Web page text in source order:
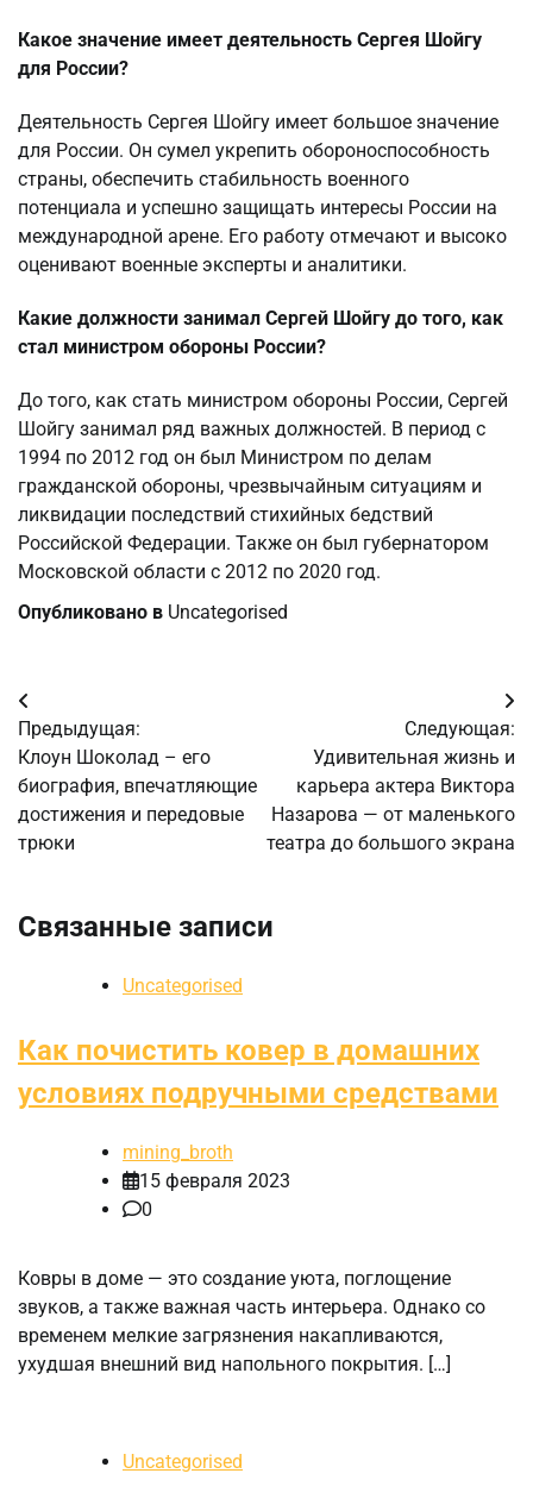
Какое значение имеет деятельность Сергея Шойгу
для России?
Деятельность Сергея Шойгу имеет большое значение
для России. Он сумел укрепить обороноспособность
страны, обеспечить стабильность военного
потенциала и успешно защищать интересы России на
международной арене. Его работу отмечают и высоко
оценивают военные эксперты и аналитики.
Какие должности занимал Сергей Шойгу до того, как
стал министром обороны России?
До того, как стать министром обороны России, Сергей
Шойгу занимал ряд важных должностей. В период с
1994 по 2012 год он был Министром по делам
гражданской обороны, чрезвычайным ситуациям и
ликвидации последствий стихийных бедствий
Российской Федерации. Также он был губернатором
Московской области с 2012 по 2020 год.
Опубликовано в Uncategorised
Навигация
по
записям
Предыдущая:
Клоун Шоколад – его
биография, впечатляющие
достижения и передовые
трюки
Следующая:
Удивительная жизнь и
карьера актера Виктора
Назарова — от маленького
театра до большого экрана
Связанные записи
Uncategorised
Как почистить ковер в домашних
условиях подручными средствами
mining_broth
15 февраля 2023
0
Ковры в доме — это создание уюта, поглощение
звуков, а также важная часть интерьера. Однако со
временем мелкие загрязнения накапливаются,
ухудшая внешний вид напольного покрытия. […]
Uncategorised